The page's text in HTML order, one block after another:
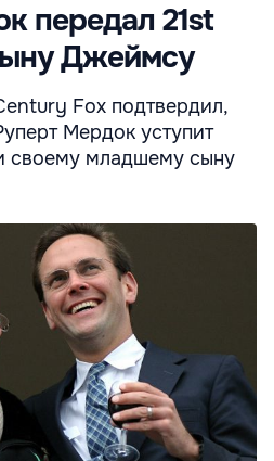
передал 21st
Джеймсу
Fox подтвердил,
Мердок уступит
своему младшему сыну